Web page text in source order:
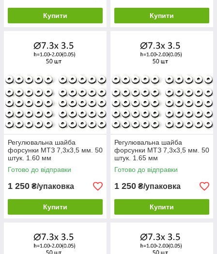
Купити Купити
Регулювальна шайба
форсунки МТЗ 7,3х3,5 мм. 50
штук. 1.60 мм
Готово до відправки
1 250 ₴/упаковка
Купити
Регулювальна шайба
форсунки МТЗ 7,3х3,5 мм. 50
штук. 1.65 мм
Готово до відправки
1 250 ₴/упаковка
Купити